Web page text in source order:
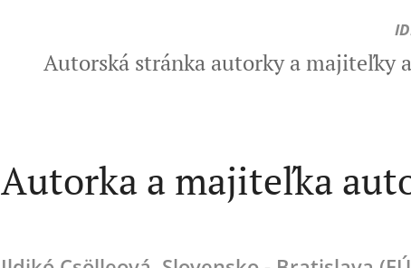
Autorská stránka autorky a majiteľky
Autorka a majiteľka